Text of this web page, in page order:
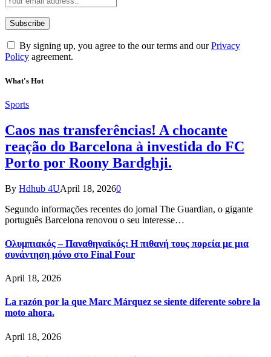
By signing up, you agree to the our terms and ourPrivacy
Policy agreement.
What's Hot
Sports
Caos nas transferências! A chocante
reação do Barcelona à investida do FC
Porto por Roony Bardghji.
By Hdhub 4UApril 18, 20260
Segundo informações recentes do jornal The Guardian, o gigante
português Barcelona renovou o seu interesse…
Ολυμπιακός – Παναθηναϊκός: Η πιθανή τους πορεία με μια
συνάντηση μόνο στο Final Four
April 18, 2026
La razón por la que Marc Márquez se siente diferente sobre la
moto ahora.
April 18, 2026